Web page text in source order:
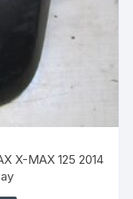
X-MAX 125 2014
| eBay